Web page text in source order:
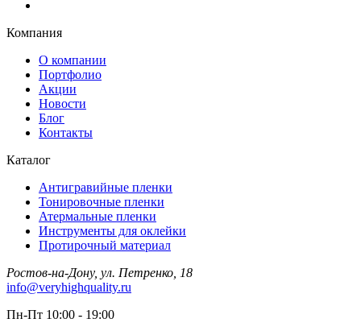
Компания
О компании
Портфолио
Акции
Новости
Блог
Контакты
Каталог
Антигравийные пленки
Тонировочные пленки
Атермальные пленки
Инструменты для оклейки
Протирочный материал
Ростов-на-Дону, ул. Петренко, 18
info@veryhighquality.ru
Пн-Пт 10:00 - 19:00